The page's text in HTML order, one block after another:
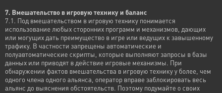
7. Вмешательство в игровую технику и баланс
7.1. Под вмешательством в игровую технику понимается
использование любых сторонних программ и механизмов, дающих
или могущих дать преимущество в игре или ведущих к завышенному
трафику. В частности запрещены автоматические и
полуавтоматические скрипты, которые выполняют запросы в базы
данных или приводят в действие игровые механизмы. При
обнаружении фактов вмешательства в игровую технику у более, чем
одного члена одного альянса, оператор вправе заблокировать весь
альянс до выяснения обстоятельств. Поэтому подумайте о своих